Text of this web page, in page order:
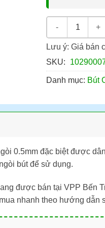
Bút Chì Bấm
Lưu ý: Giá bán
SKU:
Danh mục: Bút
0.5mm đặc biệt được
bút để sử dụng.
được bán tại VPP Bến
nhanh theo hướng dẫn